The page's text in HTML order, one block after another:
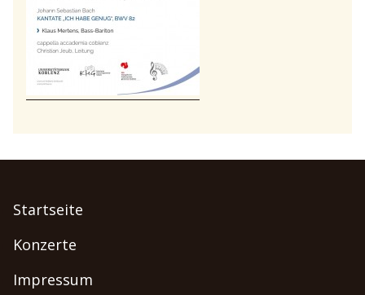
Startseite
Konzerte
Impressum